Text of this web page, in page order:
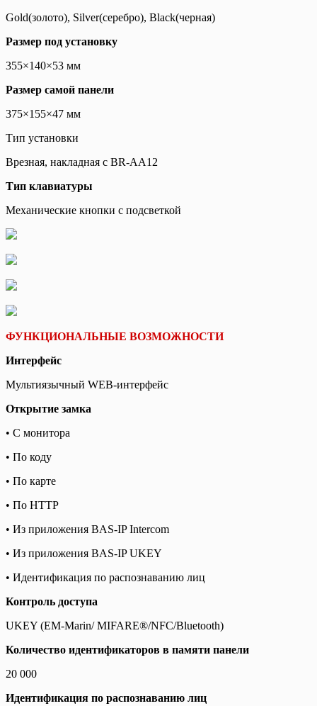
Gold(золото), Silver(серебро), Black(черная)
Размер под установку
355×140×53 мм
Размер самой панели
375×155×47 мм
Тип установки
Врезная, накладная с BR-AA12
Тип клавиатуры
Механические кнопки с подсветкой
ФУНКЦИОНАЛЬНЫЕ ВОЗМОЖНОСТИ
Интерфейс
Мультиязычный WEB-интерфейс
Открытие замка
• С монитора
• По коду
• По карте
• По HTTP
• Из приложения BAS-IP Intercom
• Из приложения BAS-IP UKEY
• Идентификация по распознаванию лиц
Контроль доступа
UKEY (EM-Marin/ MIFARE®/NFC/Bluetooth)
Количество идентификаторов в памяти панели
20 000
Идентификация по распознаванию лиц